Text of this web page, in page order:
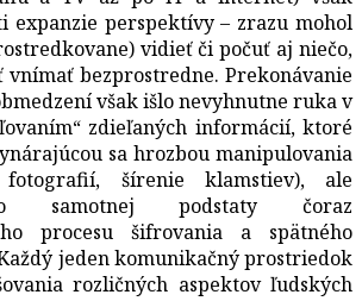
expanzie perspektívy – zrazu mohol
vidieť či počuť aj niečo,
vnímať bezprostredne. Prekonávanie
však išlo nevyhnutne ruka v
zdieľaných informácií, ktoré
sa hrozbou manipulovania
šírenie klamstiev), ale
samotnej podstaty čoraz
procesu šifrovania a spätného
jeden komunikačný prostriedok
rozličných aspektov ľudských